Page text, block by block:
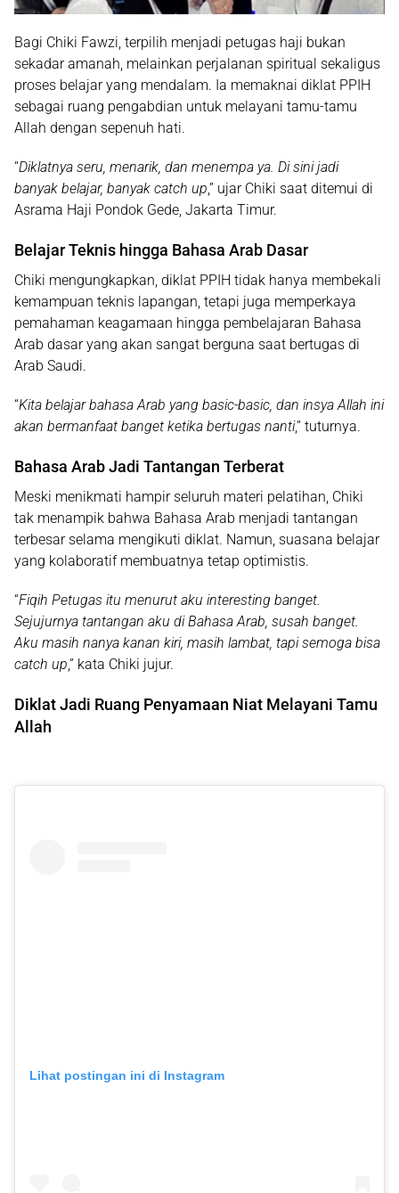
Bagi Chiki Fawzi, terpilih menjadi petugas haji bukan
sekadar amanah, melainkan perjalanan spiritual sekaligus
proses belajar yang mendalam. Ia memaknai diklat PPIH
sebagai ruang pengabdian untuk melayani tamu-tamu
Allah dengan sepenuh hati.
“Diklatnya seru, menarik, dan menempa ya. Di sini jadi
banyak belajar, banyak catch up,” ujar Chiki saat ditemui di
Asrama Haji Pondok Gede, Jakarta Timur.
Belajar Teknis hingga Bahasa Arab Dasar
Chiki mengungkapkan, diklat PPIH tidak hanya membekali
kemampuan teknis lapangan, tetapi juga memperkaya
pemahaman keagamaan hingga pembelajaran Bahasa
Arab dasar yang akan sangat berguna saat bertugas di
Arab Saudi.
“Kita belajar bahasa Arab yang basic-basic, dan insya Allah ini
akan bermanfaat banget ketika bertugas nanti,” tuturnya.
Bahasa Arab Jadi Tantangan Terberat
Meski menikmati hampir seluruh materi pelatihan, Chiki
tak menampik bahwa Bahasa Arab menjadi tantangan
terbesar selama mengikuti diklat. Namun, suasana belajar
yang kolaboratif membuatnya tetap optimistis.
“Fiqih Petugas itu menurut aku interesting banget.
Sejujurnya tantangan aku di Bahasa Arab, susah banget.
Aku masih nanya kanan kiri, masih lambat, tapi semoga bisa
catch up,” kata Chiki jujur.
Diklat Jadi Ruang Penyamaan Niat Melayani Tamu
Allah
Lihat postingan ini di Instagram